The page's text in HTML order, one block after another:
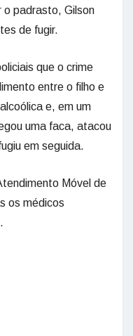
o padrasto, Gilson
de fugir.
que o crime
entre o filho e
e, em um
uma faca, atacou
em seguida.
Móvel de
os médicos